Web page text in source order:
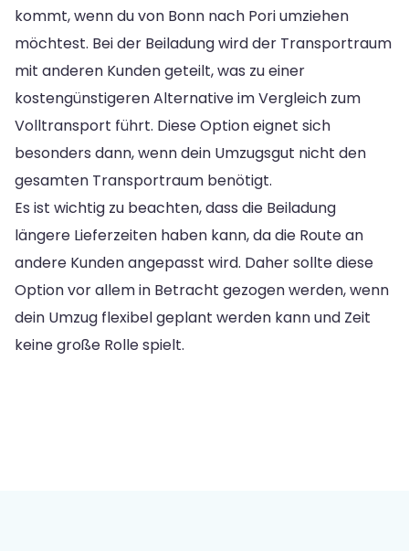
kommt, wenn du von Bonn nach Pori umziehen
möchtest. Bei der Beiladung wird der Transportraum
mit anderen Kunden geteilt, was zu einer
kostengünstigeren Alternative im Vergleich zum
Volltransport führt. Diese Option eignet sich
besonders dann, wenn dein Umzugsgut nicht den
gesamten Transportraum benötigt.
Es ist wichtig zu beachten, dass die Beiladung
längere Lieferzeiten haben kann, da die Route an
andere Kunden angepasst wird. Daher sollte diese
Option vor allem in Betracht gezogen werden, wenn
dein Umzug flexibel geplant werden kann und Zeit
keine große Rolle spielt.